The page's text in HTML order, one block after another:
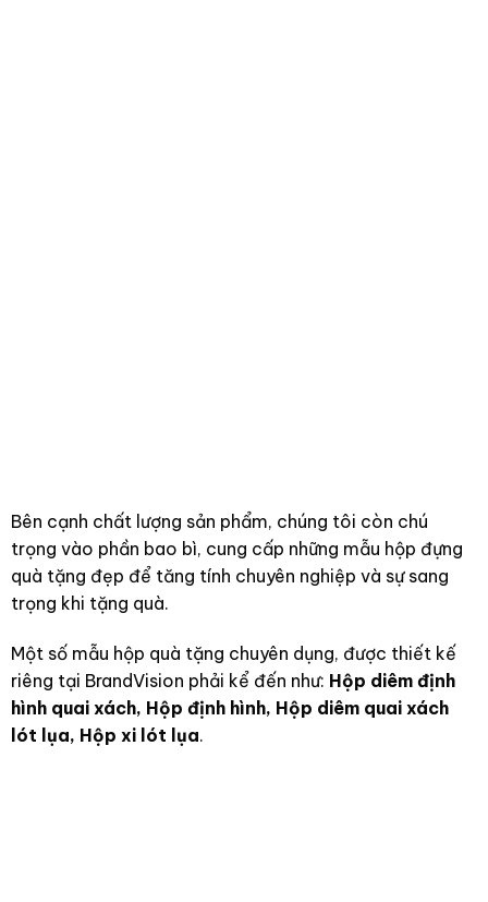
Bên cạnh chất lượng sản phẩm, chúng tôi còn chú
trọng vào phần bao bì, cung cấp những mẫu hộp đựng
quà tặng đẹp để tăng tính chuyên nghiệp và sự sang
trọng khi tặng quà.
Một số mẫu hộp quà tặng chuyên dụng, được thiết kế
riêng tại BrandVision phải kể đến như: Hộp diêm định
hình quai xách, Hộp định hình, Hộp diêm quai xách
lót lụa, Hộp xi lót lụa.